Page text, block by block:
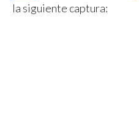
la siguiente captura: